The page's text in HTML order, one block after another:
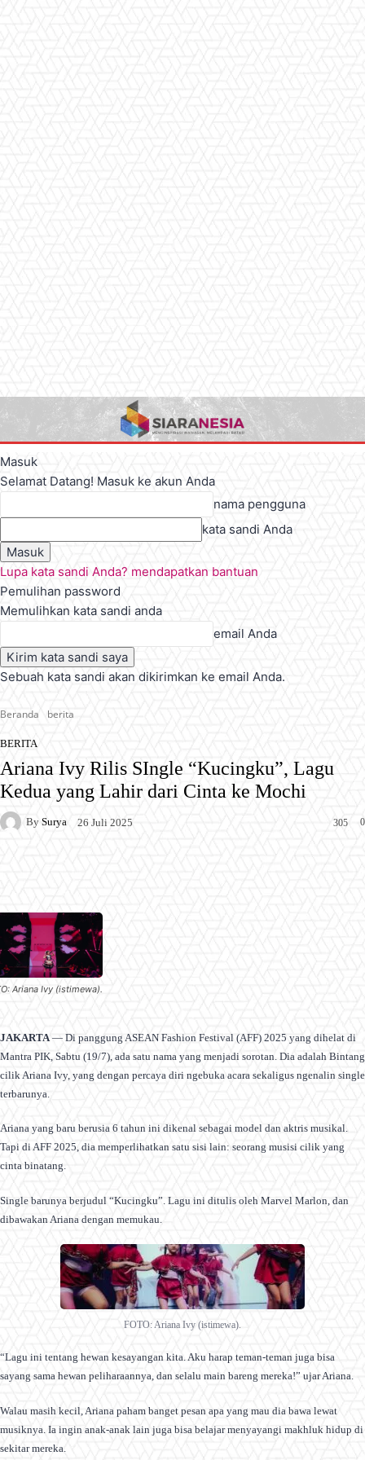
Masuk
Selamat Datang! Masuk ke akun Anda
nama pengguna
kata sandi Anda
Lupa kata sandi Anda? mendapatkan bantuan
Pemulihan password
Memulihkan kata sandi anda
email Anda
Sebuah kata sandi akan dikirimkan ke email Anda.
Beranda berita
BERITA
Ariana Ivy Rilis SIngle “Kucingku”, Lagu
Kedua yang Lahir dari Cinta ke Mochi
By Surya 26 Juli 2025 0
305
Ariana Ivy (istimewa).
JAKARTA — Di panggung ASEAN Fashion Festival (AFF) 2025 yang dihelat di
Mantra PIK, Sabtu (19/7), ada satu nama yang menjadi sorotan. Dia adalah Bintang
cilik Ariana Ivy, yang dengan percaya diri ngebuka acara sekaligus ngenalin single
terbarunya.
Ariana yang baru berusia 6 tahun ini dikenal sebagai model dan aktris musikal.
Tapi di AFF 2025, dia memperlihatkan satu sisi lain: seorang musisi cilik yang
cinta binatang.
Single barunya berjudul “Kucingku”. Lagu ini ditulis oleh Marvel Marlon, dan
dibawakan Ariana dengan memukau.
FOTO: Ariana Ivy (istimewa).
“Lagu ini tentang hewan kesayangan kita. Aku harap teman-teman juga bisa
sayang sama hewan peliharaannya, dan selalu main bareng mereka!” ujar Ariana.
Walau masih kecil, Ariana paham banget pesan apa yang mau dia bawa lewat
musiknya. Ia ingin anak-anak lain juga bisa belajar menyayangi makhluk hidup di
sekitar mereka.